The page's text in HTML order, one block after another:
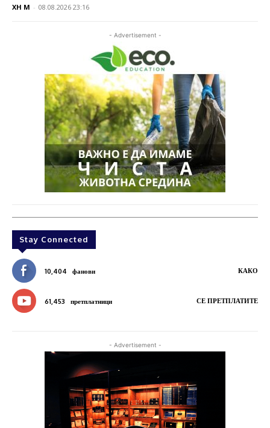
XH M - 08.08.2026 23:16
- Advertisement -
Stay Connected
10,404 фанови КАКО
61,453 претплатници СЕ ПРЕТПЛАТИТЕ
- Advertisement -